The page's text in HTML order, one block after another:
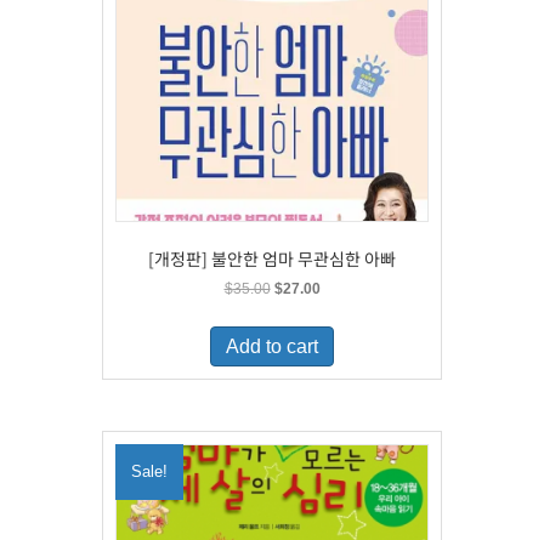
[개정판] 불안한 엄마 무관심한 아빠
$35.00 Original
was:
$35.00.
$27.00Current
is:
$27.00.
Add to cart
Sale!